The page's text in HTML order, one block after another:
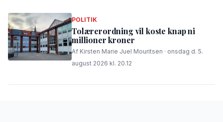
POLITIK
Tolærerordning vil koste knap ni
millioner kroner
Af Kirsten Marie Juel Mouritsen · onsdag d. 5.
august 2026 kl. 20.12